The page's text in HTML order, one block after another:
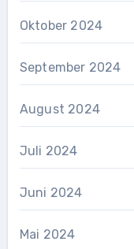
Oktober 2024
September 2024
August 2024
Juli 2024
Juni 2024
Mai 2024